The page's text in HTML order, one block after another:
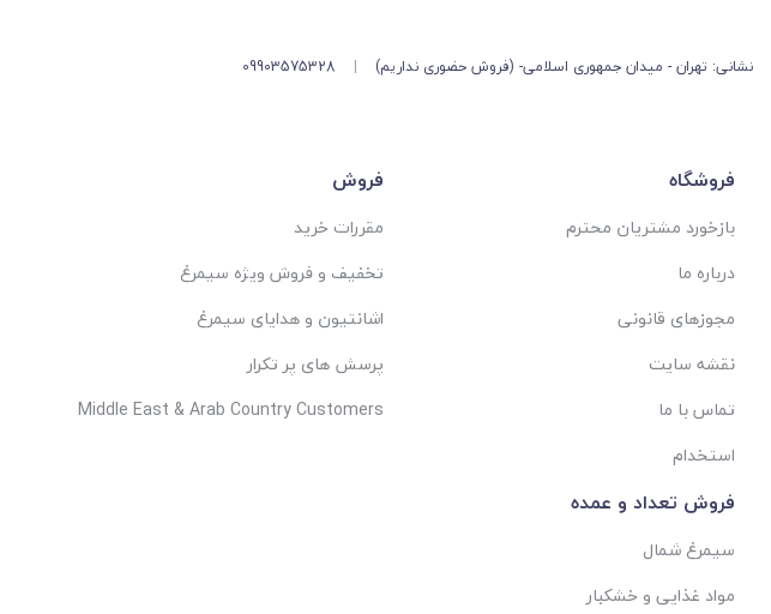
نشانی: تهران - میدان جمهوری اسلامی- (فروش حضوری نداریم) |
09903575328
فروشگاه
بازخورد مشتریان محترم
درباره ما
مجوزهای قانونی
نقشه سایت
تماس با ما
استخدام
فروش
مقررات خرید
تخفیف و فروش ویژه سیمرغ
اشانتیون و هدایای سیمرغ
پرسش های پر تکرار
Middle East & Arab Country Customers
فروش تعداد و عمده
سیمرغ شمال
مواد غذایی و خشکبار